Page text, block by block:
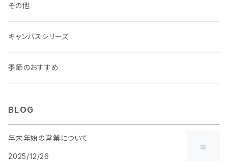
マチなし
マチあり
・ ポーチタイプ くし形
マチなし
マチあり
マチなし
マチあり
その他
キャンバスシリーズ
季節のおすすめ
BLOG
年末年始の営業について
2025/12/26